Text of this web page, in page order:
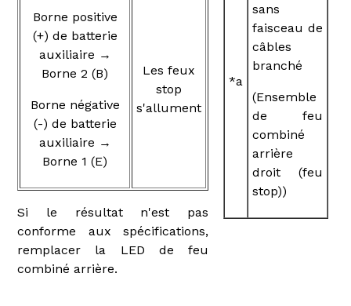
Borne positive
(+) de batterie
auxiliaire →
Borne 2 (B)
Borne négative
(-) de batterie
auxiliaire →
Borne 1 (E)
Les feux
stop
s'allument
Si le résultat n'est pas
conforme aux spécifications,
remplacer la LED de feu
combiné arrière.
*a
sans
faisceau de
câbles
branché
(Ensemble
de feu
combiné
arrière
droit (feu
stop))